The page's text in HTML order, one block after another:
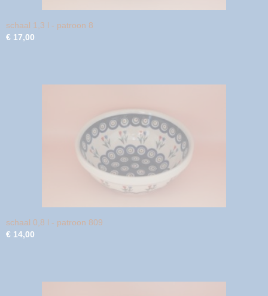
schaal 1,3 l - patroon 8
€ 17,00
schaal 0,8 l - patroon 809
€ 14,00